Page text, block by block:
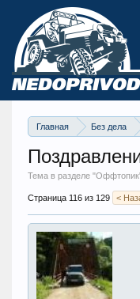
Главная Без дела
Тема в разделе "Оффтопик
Страница 116 из 129 <